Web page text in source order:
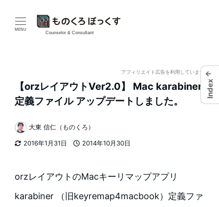
MENU
Counselor & Consultant
アフィリエイト広告を利用しています
【orzレイアウトVer2.0】 Mac karabiner
定義ファイル アップデートしました。
2016年1月31日
2014年10月30日
著
者
大東 信仁（ものくろ）
orzレイアウトのMacキーリマップアプリ
karabiner （旧keyremap4macbook）定義ファ
←
Index